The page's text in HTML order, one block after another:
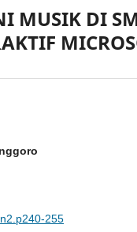
MUSIK DI
255